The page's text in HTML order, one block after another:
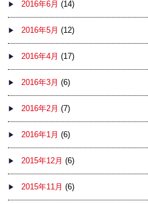
2016年6月 (14)
2016年5月 (12)
2016年4月 (17)
2016年3月 (6)
2016年2月 (7)
2016年1月 (6)
2015年12月 (6)
2015年11月 (6)